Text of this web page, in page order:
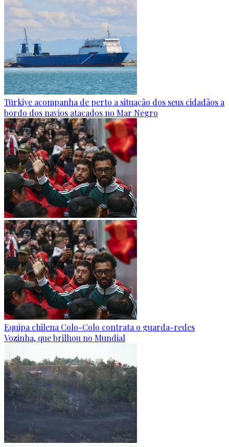
Türkiye acompanha de perto a situação dos seus cidadãos a
bordo dos navios atacados no Mar Negro
Equipa chilena Colo-Colo contrata o guarda-redes
Vozinha, que brilhou no Mundial